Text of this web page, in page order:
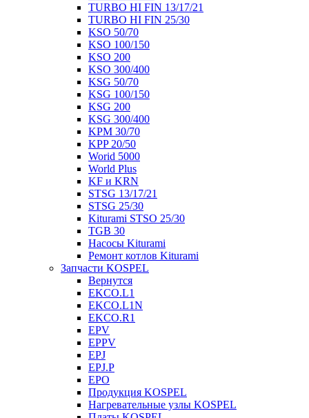
TURBO HI FIN 13/17/21
TURBO HI FIN 25/30
KSO 50/70
KSO 100/150
KSO 200
KSO 300/400
KSG 50/70
KSG 100/150
KSG 200
KSG 300/400
KPM 30/70
KPP 20/50
Worid 5000
World Plus
KF и KRN
STSG 13/17/21
STSG 25/30
Kiturami STSO 25/30
TGB 30
Насосы Kiturami
Ремонт котлов Kiturami
Запчасти KOSPEL
Вернутся
EKCO.L1
EKCO.L1N
EKCO.R1
EPV
EPPV
EPJ
EPJ.P
EPO
Продукция KOSPEL
Нагревательные узлы KOSPEL